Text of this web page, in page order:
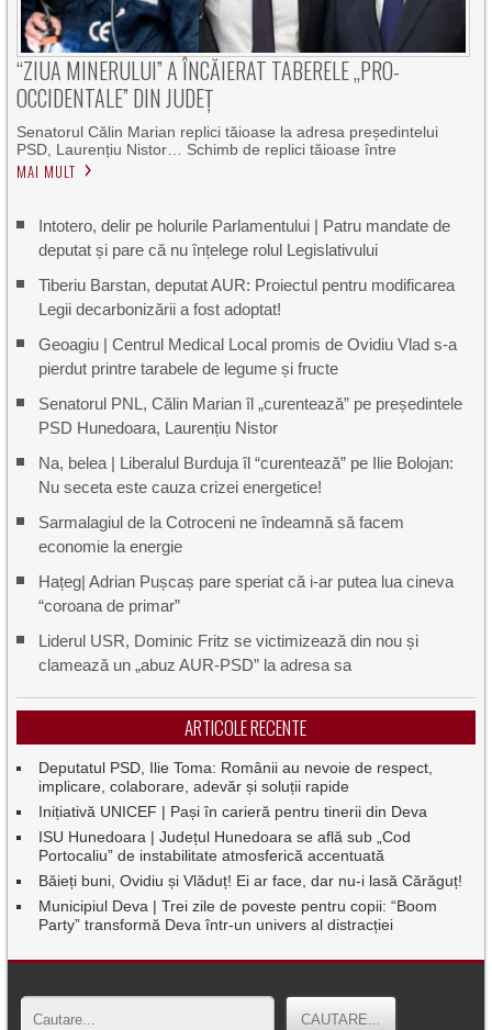
“ZIUA MINERULUI” A ÎNCĂIERAT TABERELE „PRO-
OCCIDENTALE” DIN JUDEȚ
Senatorul Călin Marian replici tăioase la adresa președintelui
PSD, Laurențiu Nistor… Schimb de replici tăioase între
MAI MULT
Intotero, delir pe holurile Parlamentului | Patru mandate de
deputat și pare că nu înțelege rolul Legislativului
Tiberiu Barstan, deputat AUR: Proiectul pentru modificarea
Legii decarbonizării a fost adoptat!
Geoagiu | Centrul Medical Local promis de Ovidiu Vlad s-a
pierdut printre tarabele de legume și fructe
Senatorul PNL, Călin Marian îl „curentează” pe președintele
PSD Hunedoara, Laurențiu Nistor
Na, belea | Liberalul Burduja îl “curentează” pe Ilie Bolojan:
Nu seceta este cauza crizei energetice!
Sarmalagiul de la Cotroceni ne îndeamnă să facem
economie la energie
Hațeg| Adrian Pușcaș pare speriat că i-ar putea lua cineva
“coroana de primar”
Liderul USR, Dominic Fritz se victimizează din nou și
clamează un „abuz AUR-PSD” la adresa sa
ARTICOLE RECENTE
Deputatul PSD, Ilie Toma: Românii au nevoie de respect,
implicare, colaborare, adevăr și soluții rapide
Inițiativă UNICEF | Pași în carieră pentru tinerii din Deva
ISU Hunedoara | Județul Hunedoara se află sub „Cod
Portocaliu” de instabilitate atmosferică accentuată
Băieți buni, Ovidiu și Vlăduț! Ei ar face, dar nu-i lasă Cărăguț!
Municipiul Deva | Trei zile de poveste pentru copii: “Boom
Party” transformă Deva într-un univers al distracției